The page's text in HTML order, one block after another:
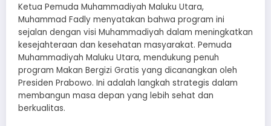
Ketua Pemuda Muhammadiyah Maluku Utara,
Muhammad Fadly menyatakan bahwa program ini
sejalan dengan visi Muhammadiyah dalam meningkatkan
kesejahteraan dan kesehatan masyarakat. Pemuda
Muhammadiyah Maluku Utara, mendukung penuh
program Makan Bergizi Gratis yang dicanangkan oleh
Presiden Prabowo. Ini adalah langkah strategis dalam
membangun masa depan yang lebih sehat dan
berkualitas.